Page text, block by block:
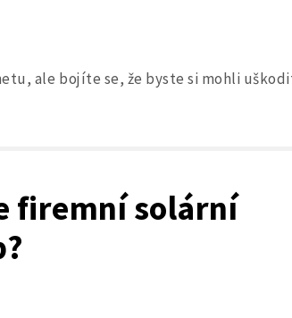
ale bojíte se, že byste si mohli
firemní solární